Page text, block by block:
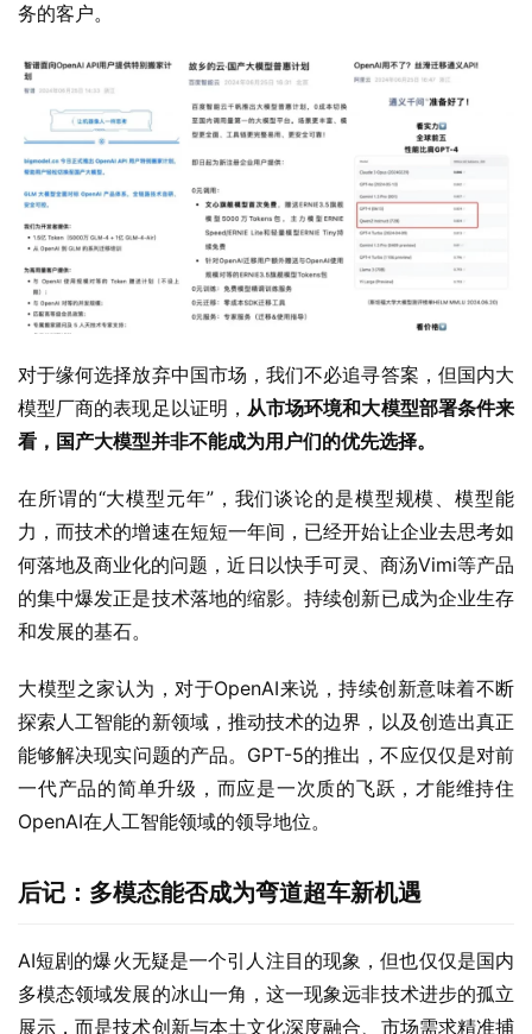
务的客户。
对于缘何选择放弃中国市场，我们不必追寻答案，但国内大
模型厂商的表现足以证明， 从市场环境和大模型部署条件来
看，国产大模型并非不能成为用户们的优先选择。
在所谓的“大模型元年”，我们谈论的是模型规模、模型能
力，而技术的增速在短短一年间，已经开始让企业去思考如
何落地及商业化的问题，近日以快手可灵、商汤Vimi等产品
的集中爆发正是技术落地的缩影。持续创新已成为企业生存
和发展的基石。
大模型之家认为，对于OpenAI来说，持续创新意味着不断
探索人工智能的新领域，推动技术的边界，以及创造出真正
能够解决现实问题的产品。GPT-5的推出，不应仅仅是对前
一代产品的简单升级，而应是一次质的飞跃，才能维持住
OpenAI在人工智能领域的领导地位。
后记：多模态能否成为弯道超车新机遇
AI短剧的爆火无疑是一个引人注目的现象，但也仅仅是国内
多模态领域发展的冰山一角，这一现象远非技术进步的孤立
展示，而是技术创新与本土文化深度融合、市场需求精准捕